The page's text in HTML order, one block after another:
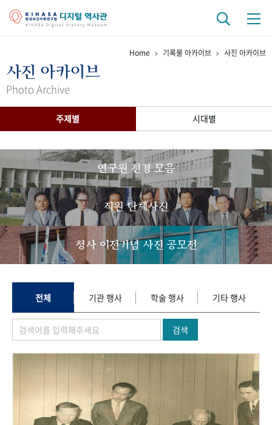
걸어온 길 기관 변천사
간행물 변천사
기록물 아카이브
사진 아카이브 문서 기록물 행정박물 영상 기록물
50+1 주년 기념
성과 50선 숫자로 보는 50년
세계와 함께 한 KIHASA
VR 역사관
Home 기록물 아카이브 사진 아카이브
사진 아카이브
Photo Archive
주제별 시대별
연구원 전경 모음
직원 단체사진
청사 이전기념 사진 공모전
전체 기관 행사 학술 행사 기타 행사
검색